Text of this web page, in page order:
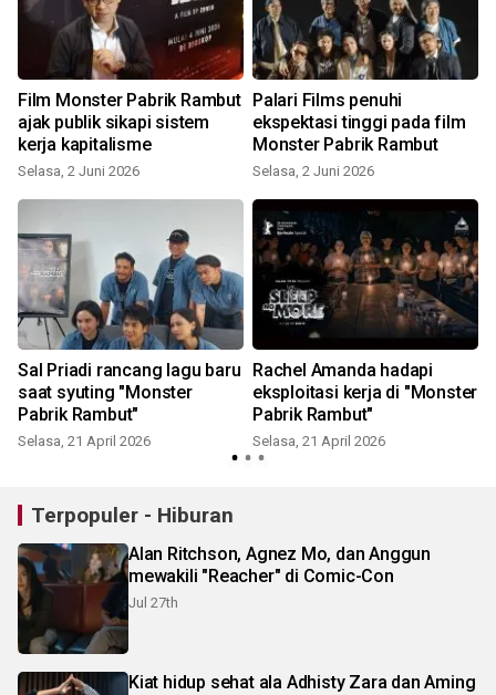
Film Monster Pabrik Rambut
ajak publik sikapi sistem
kerja kapitalisme
Selasa, 2 Juni 2026
Palari Films penuhi
ekspektasi tinggi pada film
Monster Pabrik Rambut
Selasa, 2 Juni 2026
Sal Priadi rancang lagu baru
saat syuting "Monster
Pabrik Rambut"
Selasa, 21 April 2026
Rachel Amanda hadapi
eksploitasi kerja di "Monster
Pabrik Rambut"
Selasa, 21 April 2026
Terpopuler - Hiburan
Alan Ritchson, Agnez Mo, dan Anggun
mewakili "Reacher" di Comic-Con
Jul 27th
Kiat hidup sehat ala Adhisty Zara dan Aming